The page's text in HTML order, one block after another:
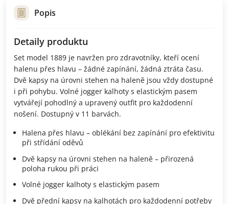
Popis
Detaily produktu
Set model 1889 je navržen pro zdravotníky, kteří ocení
halenu přes hlavu – žádné zapínání, žádná ztráta času.
Dvě kapsy na úrovni stehen na haleně jsou vždy dostupné
i při pohybu. Volné jogger kalhoty s elastickým pasem
vytvářejí pohodlný a upravený outfit pro každodenní
nošení. Dostupný v 11 barvách.
Halena přes hlavu – oblékání bez zapínání pro efektivitu
při střídání oděvů
Dvě kapsy na úrovni stehen na haleně – přirozená
poloha rukou při práci
Volné jogger kalhoty s elastickým pasem
Dvě přední kapsy na kalhotách pro každodenní potřeby